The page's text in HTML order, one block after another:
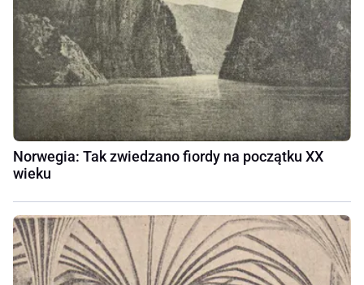
Norwegia: Tak zwiedzano fiordy na początku XX
wieku